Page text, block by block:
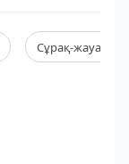
Сұрақ-жауап